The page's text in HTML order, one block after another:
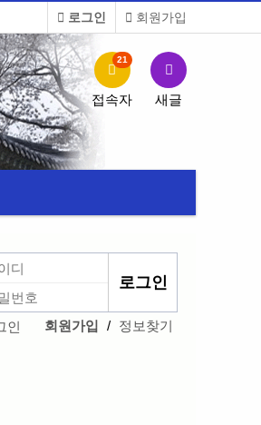
회원가입
로그인
접속자
21
새글
인 회원가입 / 정보찾기